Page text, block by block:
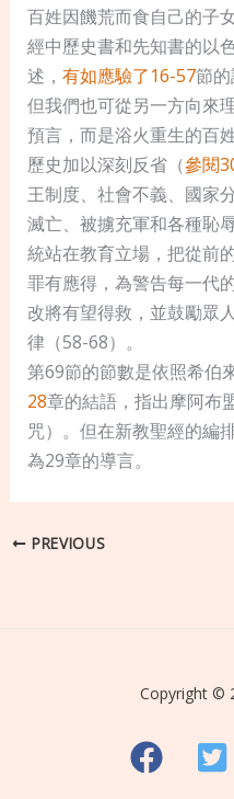
百姓因饑荒而食自己的子
經中歷史書和先知書的以
述， 有如應驗了16-57節的
但我們也可從另一方向來
預言，而是浴火重生的百
歷史加以深刻反省（參閱
王制度、社會不義、國家
滅亡、被擄充軍和各種恥
統站在教育立場，把從前
罪有應得，為警告每一代
改將有望得救，並鼓勵眾
律（58-68）。
第69節的節數是依照希伯
28章的結語，指出摩阿布
咒）。但在新教聖經的編
為29章的導言。
PREVIOUS
Copyright ©